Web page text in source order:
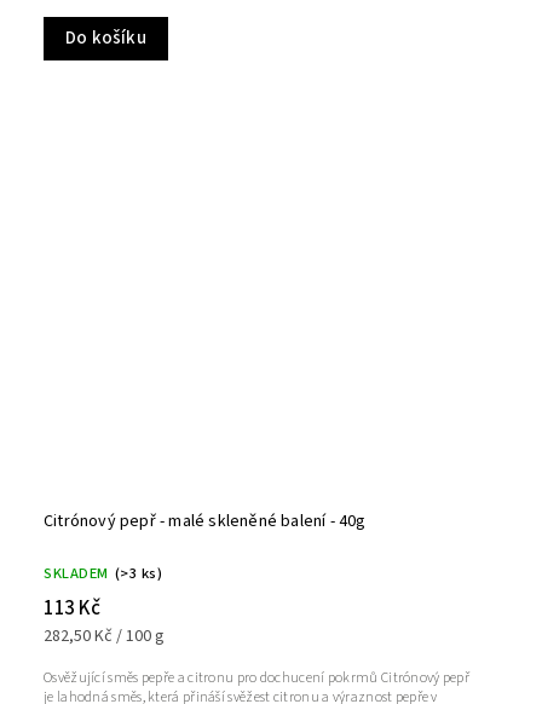
Do košíku
Citrónový pepř - malé skleněné balení - 40g
SKLADEM (>3 ks)
113 Kč
282,50 Kč / 100 g
Osvěžující směs pepře a citronu pro dochucení pokrmů Citrónový pepř
je lahodná směs, která přináší svěžest citronu a výraznost pepře v